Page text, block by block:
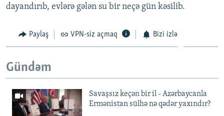
dayandırıb, evlərə gələn su bir neçə gün kəsilib.
Paylaş VPN-siz açmaq Bizi izlə
Gündəm
Savaşsız keçən bir il - Azərbaycanla
Ermənistan sülhə nə qədər yaxındır?